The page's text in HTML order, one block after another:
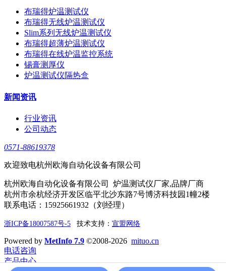
布瑞得炉温测试仪
布瑞得无线炉温测试仪
Slim系列无线炉温测试仪
布瑞得超薄炉温测试仪
布瑞得在线炉温监控系统
锡膏测厚仪
炉温测试仪隔热盒
新闻资讯
行业资讯
公司动态
0571-88619378
欢迎致电杭州欧海自动化设备有限公司
杭州欧海自动化设备有限公司 炉温测试仪厂家,品牌厂商
杭州市余杭经济开发区临平北沙东路7号博济科技园1幢2楼
联系电话：15925661932（刘经理）
浙ICP备18007587号-5 技术支持： 宣盟网络
Powered by MetInfo 7.9 ©2008-2026 mituo.cn
电话咨询
产品中心